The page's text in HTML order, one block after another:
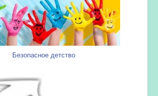
Безопасное детство